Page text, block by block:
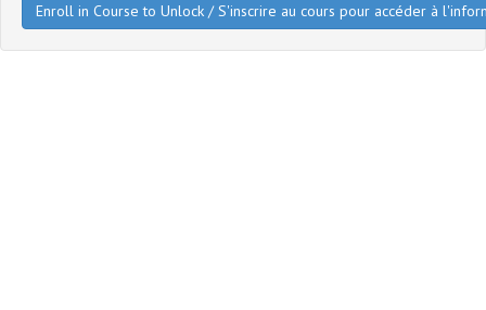
Enroll in Course to Unlock / S'inscrire au cours pour accéder à